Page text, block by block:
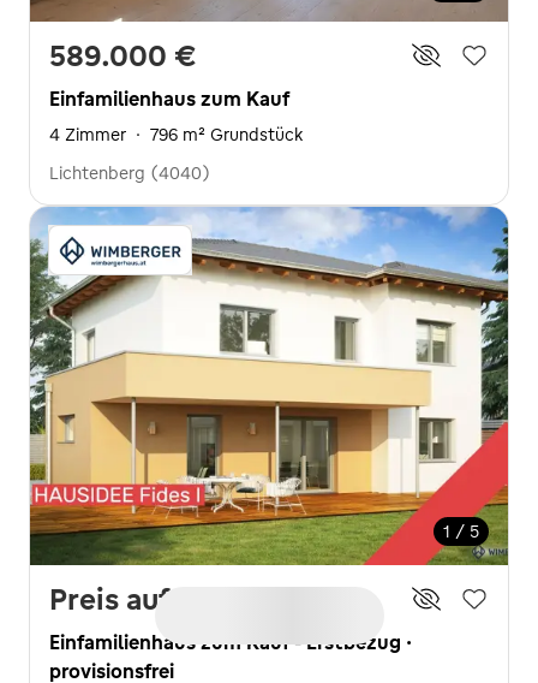
589.000 €
Einfamilienhaus zum Kauf
4 Zimmer · 796 m² Grundstück
Lichtenberg (4040)
1 / 5
Preis auf Anfrage
Einfamilienhaus zum Kauf - Erstbezug ·
provisionsfrei